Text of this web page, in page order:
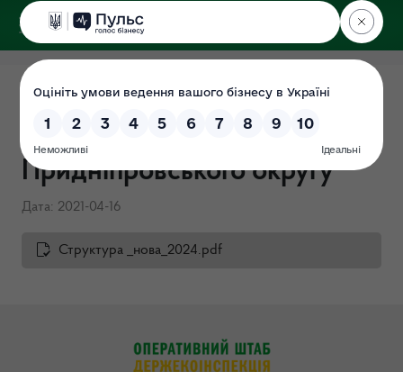
ДЕРЖЕКОІНСПЕКЦІЯ
Структура Державної
екологічної інспекції
Придніпровського округу
Дата: 2021-04-16
Структура _нова_2024.pdf